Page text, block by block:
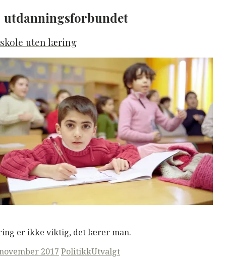
utdanningsforbundet
uten læring
er ikke viktig, det lærer man.
2017 PolitikkUtvalgt